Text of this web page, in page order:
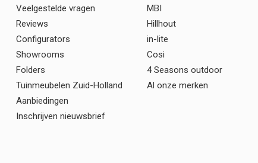
Veelgestelde vragen
Reviews
Configurators
Showrooms
Folders
Tuinmeubelen Zuid-Holland
Aanbiedingen
Inschrijven nieuwsbrief
MBI
Hillhout
in-lite
Cosi
4 Seasons outdoor
Al onze merken